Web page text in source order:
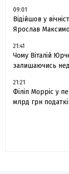
09:01
Відійшов у
Ярослав
21:41
Чому Віталій
залишаючись
21:21
Філіп Морріс у
млрд грн